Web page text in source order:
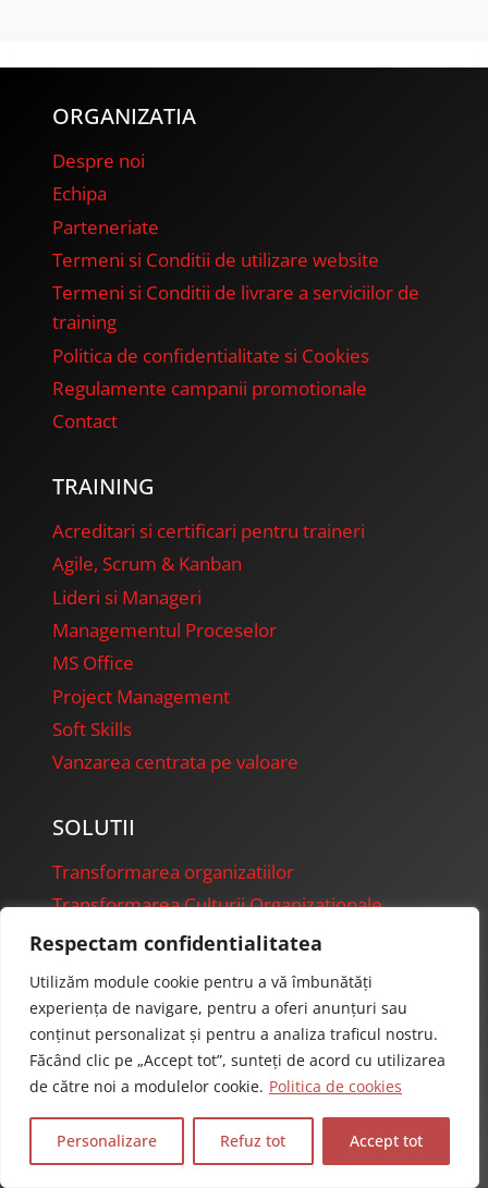
Respectam confidentialitatea
Utilizăm module cookie pentru a vă îmbunătăți
experiența de navigare, pentru a oferi anunțuri sau
conținut personalizat și pentru a analiza traficul nostru.
Făcând clic pe „Accept tot”, sunteți de acord cu utilizarea
de către noi a modulelor cookie. Politica de cookies
Personalizare Refuz tot Accept tot
ORGANIZATIA
Despre noi
Echipa
Parteneriate
Termeni si Conditii de utilizare website
Termeni si Conditii de livrare a serviciilor de
training
Politica de confidentialitate si Cookies
Regulamente campanii promotionale
Contact
TRAINING
Acreditari si certificari pentru traineri
Agile, Scrum & Kanban
Lideri si Manageri
Managementul Proceselor
MS Office
Project Management
Soft Skills
Vanzarea centrata pe valoare
SOLUTII
Transformarea organizatiilor
Transformarea Culturii Organizationale
Transformarea Vanzarilor
Tranzitia catre Agile
Evaluare si testare de competente
Evenimente de echipa
Facilitare pentru schimbare
RESURSE